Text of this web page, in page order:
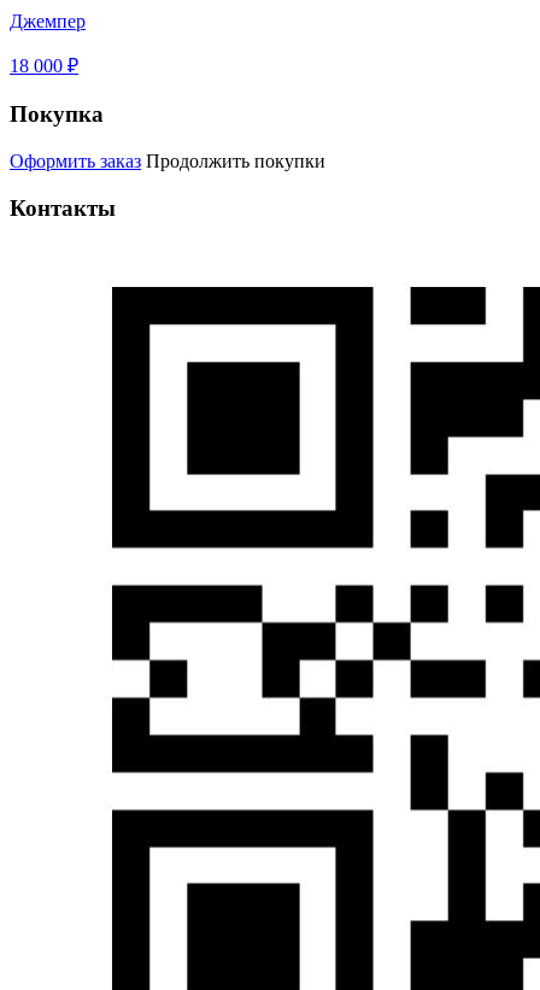
Джемпер
18 000 ₽
Покупка
Оформить заказ Продолжить покупки
Контакты